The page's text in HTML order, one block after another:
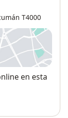
T4000
nueva
en esta